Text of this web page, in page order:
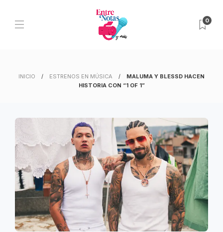
0
INICIO ESTRENOS EN MÚSICA
MALUMA Y BLESSD HACEN
HISTORIA CON “1 OF 1”